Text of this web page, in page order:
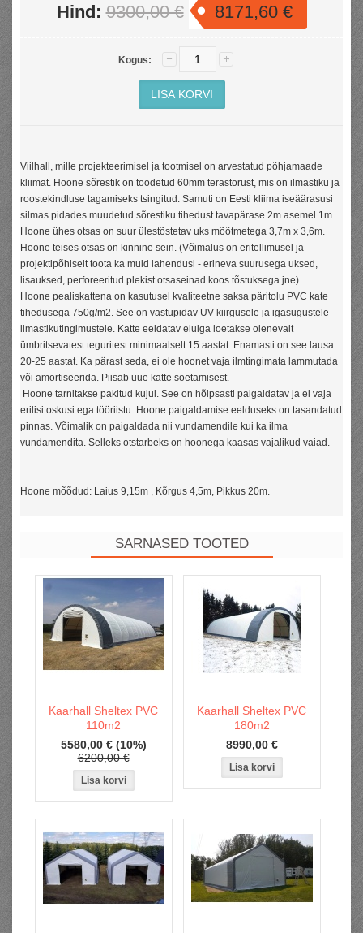
Hind:9300,00 € 8171,60 €
Kogus:
Viilhall, mille projekteerimisel ja tootmisel on arvestatud põhjamaade
kliimat. Hoone sõrestik on toodetud 60mm terastorust, mis on ilmastiku ja
roostekindluse tagamiseks tsingitud. Samuti on Eesti kliima iseäärasusi
silmas pidades muudetud sõrestiku tihedust tavapärase 2m asemel 1m.
Hoone ühes otsas on suur ülestõstetav uks mõõtmetega 3,7m x 3,6m.
Hoone teises otsas on kinnine sein. (Võimalus on eritellimusel ja
projektipõhiselt toota ka muid lahendusi - erineva suurusega uksed,
lisauksed, perforeeritud plekist otsaseinad koos tõstuksega jne)
Hoone pealiskattena on kasutusel kvaliteetne saksa päritolu PVC kate
tihedusega 750g/m2. See on vastupidav UV kiirgusele ja igasugustele
ilmastikutingimustele. Katte eeldatav eluiga loetakse olenevalt
ümbritsevatest teguritest minimaalselt 15 aastat. Enamasti on see lausa
20-25 aastat. Ka pärast seda, ei ole hoonet vaja ilmtingimata lammutada
või amortiseerida. Piisab uue katte soetamisest.
Hoone tarnitakse pakitud kujul. See on hõlpsasti paigaldatav ja ei vaja
erilisi oskusi ega tööriistu. Hoone paigaldamise eelduseks on tasandatud
pinnas. Võimalik on paigaldada nii vundamendile kui ka ilma
vundamendita. Selleks otstarbeks on hoonega kaasas vajalikud vaiad.
Hoone mõõdud: Laius 9,15m , Kõrgus 4,5m, Pikkus 20m.
SARNASED TOOTED
Kaarhall Sheltex PVC
110m2
5580,00 € (10%)
6200,00 €
Kaarhall Sheltex PVC
180m2
8990,00 €